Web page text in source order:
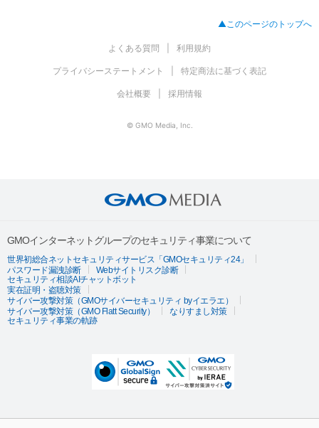
▲このページのトップへ
よくある質問 利用規約
プライバシーステートメント 特定商法に基づく表記
会社概要 採用情報
© GMO Media, Inc.
GMOインターネットグループのセキュリティ事業について
世界初総合ネットセキュリティサービス「GMOセキュリティ24」
パスワード漏洩診断
Webサイトリスク診断
セキュリティ相談AIチャットボット
実在証明・盗聴対策
サイバー攻撃対策（GMOサイバーセキュリティ byイエラエ）
サイバー攻撃対策（GMO Flatt Security）
なりすまし対策
セキュリティ事業の軌跡